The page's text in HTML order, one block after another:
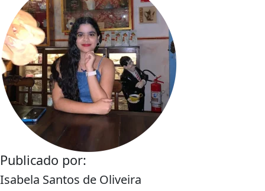
Publicado por:
Isabela Santos de Oliveira